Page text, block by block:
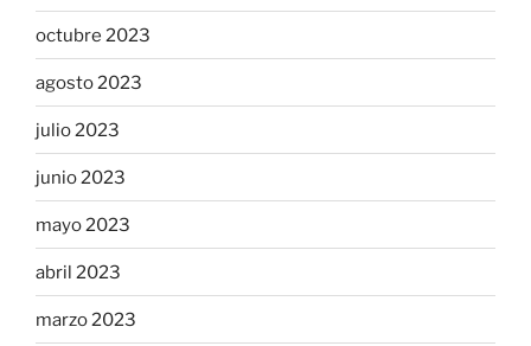
octubre 2023
agosto 2023
julio 2023
junio 2023
mayo 2023
abril 2023
marzo 2023